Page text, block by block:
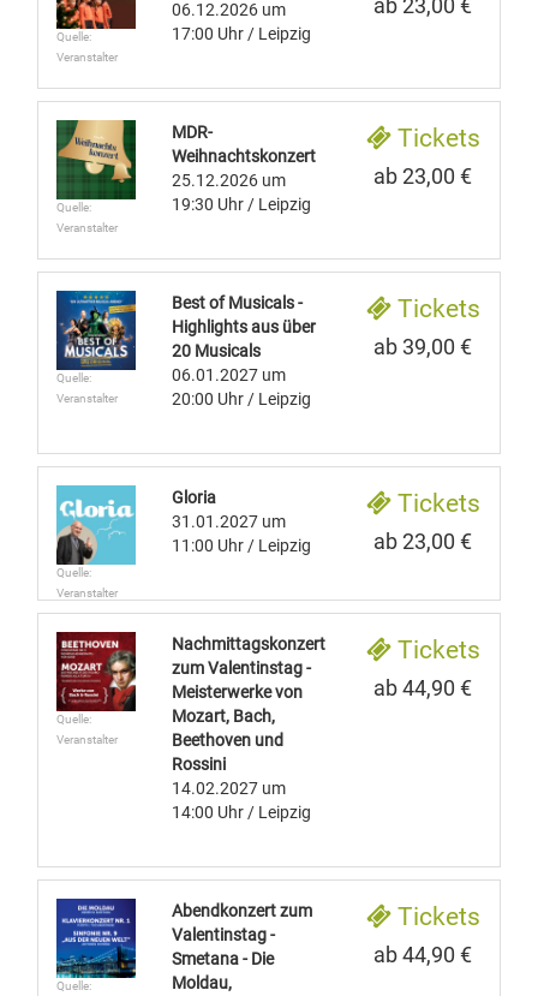
Quelle:
Veranstalter
06.12.2026 um
17:00 Uhr / Leipzig
ab 23,00 €
Quelle:
Veranstalter
MDR-
Weihnachtskonzert
25.12.2026 um
19:30 Uhr / Leipzig
Tickets
ab 23,00 €
Quelle:
Veranstalter
Best of Musicals -
Highlights aus über
20 Musicals
06.01.2027 um
20:00 Uhr / Leipzig
Tickets
ab 39,00 €
Quelle:
Veranstalter
Gloria
31.01.2027 um
11:00 Uhr / Leipzig
Tickets
ab 23,00 €
Quelle:
Veranstalter
Nachmittagskonzert
zum Valentinstag -
Meisterwerke von
Mozart, Bach,
Beethoven und
Rossini
14.02.2027 um
14:00 Uhr / Leipzig
Tickets
ab 44,90 €
Quelle:
Abendkonzert zum
Valentinstag -
Smetana - Die
Moldau,
Tickets
ab 44,90 €